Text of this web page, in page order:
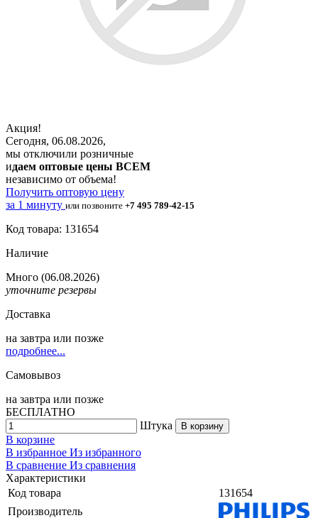
Акция!
Сегодня, 06.08.2026,
мы отключили розничные
идаем оптовые цены ВСЕМ
независимо от объема!
Получить оптовую цену
за 1 минуту или позвоните +7 495 789-42-15
Код товара: 131654
Наличие
Много (06.08.2026)
уточните резервы
Доставка
на завтра или позже
подробнее...
Самовывоз
на завтра или позже
БЕСПЛАТНО
Штука
В корзину
В корзине
В избранное Из избранного
В сравнение Из сравнения
Характеристики
Код товара
131654
Производитель